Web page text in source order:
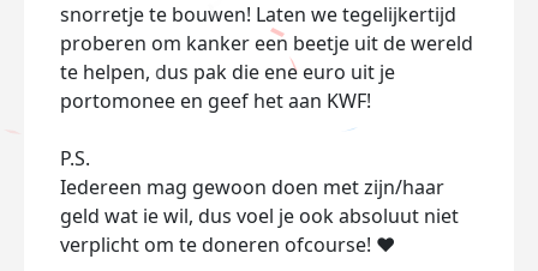
snorretje te bouwen! Laten we tegelijkertijd
proberen om kanker een beetje uit de wereld
te helpen, dus pak die ene euro uit je
portomonee en geef het aan KWF!
P.S.
Iedereen mag gewoon doen met zijn/haar
geld wat ie wil, dus voel je ook absoluut niet
verplicht om te doneren ofcourse! ❤️